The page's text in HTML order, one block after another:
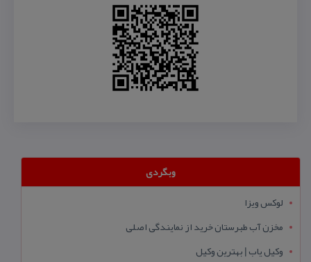
وبگردی
لوکس ویزا
مخزن آب طبرستان خرید از نمایندگی اصلی
وکیل یاب | بهترین وکیل